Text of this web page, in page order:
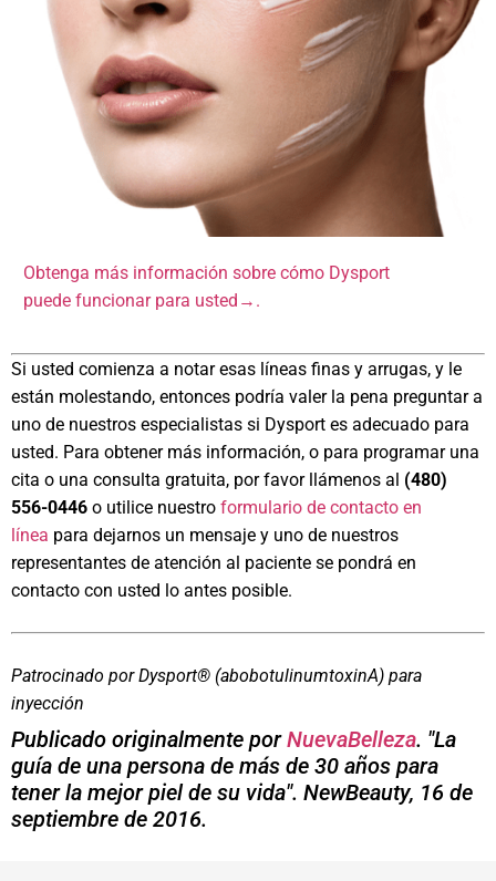
Obtenga más información sobre cómo Dysport
puede funcionar para usted→.
Si usted comienza a notar esas líneas finas y arrugas, y le
están molestando, entonces podría valer la pena preguntar a
uno de nuestros especialistas si Dysport es adecuado para
usted. Para obtener más información, o para programar una
cita o una consulta gratuita, por favor llámenos al (480)
556-0446 o utilice nuestro formulario de contacto en
línea para dejarnos un mensaje y uno de nuestros
representantes de atención al paciente se pondrá en
contacto con usted lo antes posible.
Patrocinado por Dysport® (abobotulinumtoxinA) para
inyección
Publicado originalmente porNuevaBelleza. "La
guía de una persona de más de 30 años para
tener la mejor piel de su vida". NewBeauty, 16 de
septiembre de 2016.